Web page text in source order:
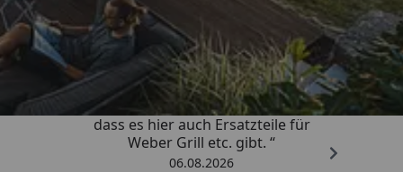
Trusted Shops
4,85/ 5
„Schnell und zuverlässig! Schön,
dass es hier auch Ersatzteile für
Weber Grill etc. gibt. “
06.08.2026